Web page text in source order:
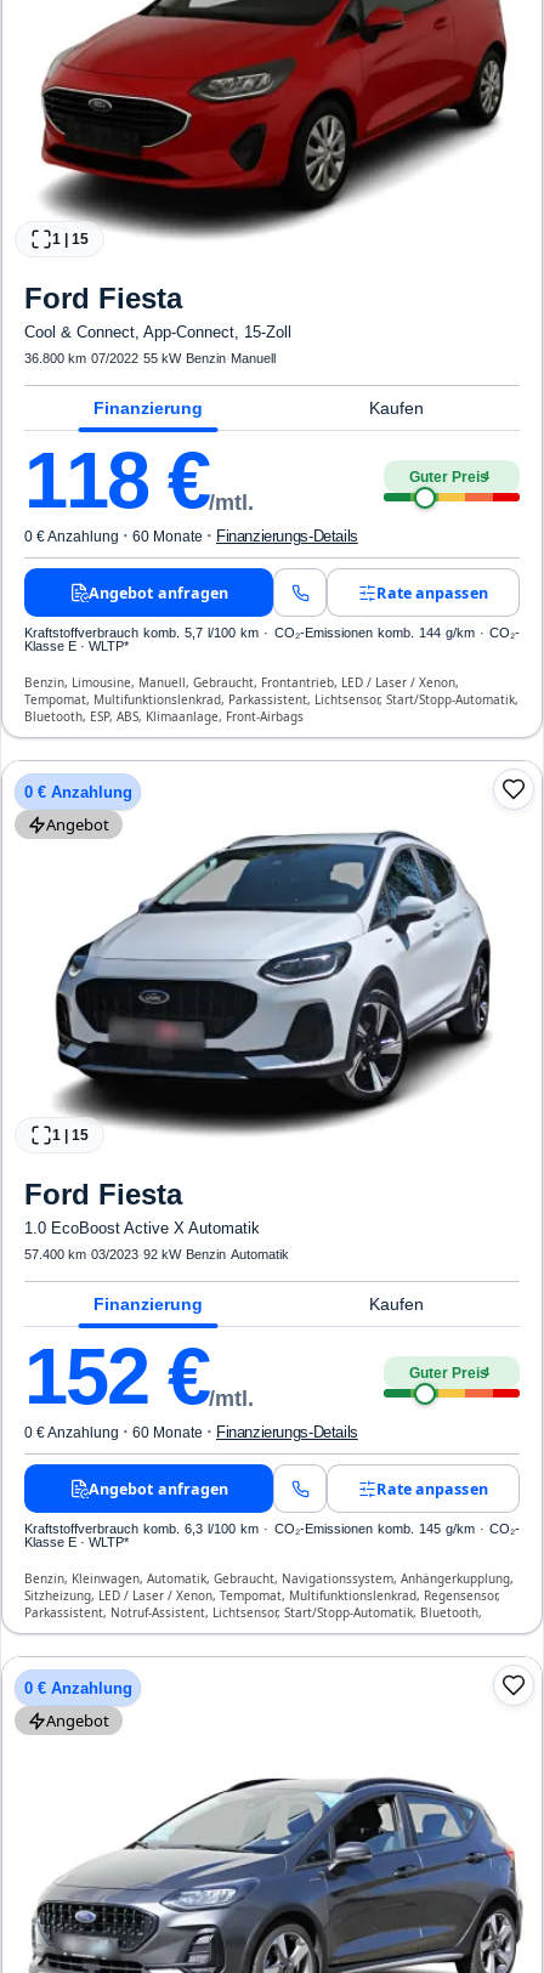
1 15
Ford Fiesta
Cool & Connect, App-Connect, 15-Zoll
36.800 km·07/2022·55 kW· Benzin· Manuell
Finanzierung Kaufen
118€/mtl.
Guter Preis4
0 € Anzahlung · 60 Monate · Finanzierungs-Details
Angebot anfragen Rate anpassen
Kraftstoffverbrauch komb. 5,7 l/100 km · CO₂-Emissionen komb. 144 g/km · CO₂-
Klasse E · WLTP*
Benzin, Limousine, Manuell, Gebraucht, Frontantrieb, LED / Laser / Xenon,
Tempomat, Multifunktionslenkrad, Parkassistent, Lichtsensor, Start/Stopp-Automatik,
Bluetooth, ESP, ABS, Klimaanlage, Front-Airbags
0 € Anzahlung
Angebot
1 15
Ford Fiesta
1.0 EcoBoost Active X Automatik
57.400 km·03/2023·92 kW· Benzin·Automatik
Finanzierung Kaufen
152 €/mtl.
Guter Preis4
0 € Anzahlung · 60 Monate · Finanzierungs-Details
Angebot anfragen Rate anpassen
Kraftstoffverbrauch komb. 6,3 l/100 km · CO₂-Emissionen komb. 145 g/km · CO₂-
Klasse E · WLTP*
Benzin, Kleinwagen, Automatik, Gebraucht, Navigationssystem, Anhängerkupplung,
Sitzheizung, LED / Laser / Xenon, Tempomat, Multifunktionslenkrad, Regensensor,
Parkassistent, Notruf-Assistent, Lichtsensor, Start/Stopp-Automatik, Bluetooth,
Freisprecheinrichtung, Verkehrszeichen-Erkennung, ESP, ABS, Klimaautomatik,
0 € Anzahlung
Angebot